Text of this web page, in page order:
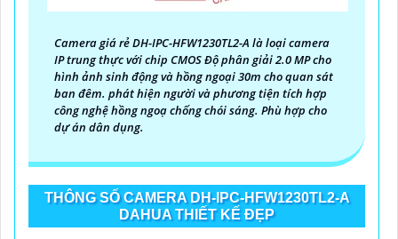
Camera giá rẻ DH-IPC-HFW1230TL2-A là loại camera
IP trung thực với chip CMOS Độ phân giải 2.0 MP cho
hình ảnh sinh động và hồng ngoại 30m cho quan sát
ban đêm. phát hiện người và phương tiện tích hợp
công nghệ hồng ngoạ chống chói sáng. Phù hợp cho
dự án dân dụng.
THÔNG SỐ CAMERA DH-IPC-HFW1230TL2-A
DAHUA THIẾT KẾ ĐẸP